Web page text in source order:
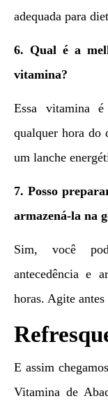
adequada para
6. Qual é a
vitamina?
Essa vitamina
qualquer hora do
um lanche
7. Posso
armazená-la na
Sim, você
antecedência e
horas. Agite
E assim
Vitamina de